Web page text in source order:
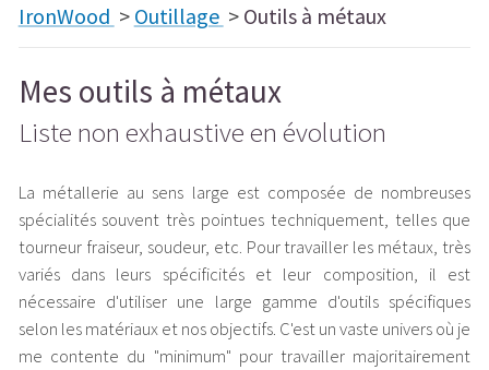
IronWood > Outillage > Outils à métaux
Mes outils à métaux
Liste non exhaustive en évolution
La métallerie au sens large est composée de nombreuses
spécialités souvent très pointues techniquement, telles que
tourneur fraiseur, soudeur, etc. Pour travailler les métaux, très
variés dans leurs spécificités et leur composition, il est
nécessaire d'utiliser une large gamme d'outils spécifiques
selon les matériaux et nos objectifs. C'est un vaste univers où je
me contente du "minimum" pour travailler majoritairement